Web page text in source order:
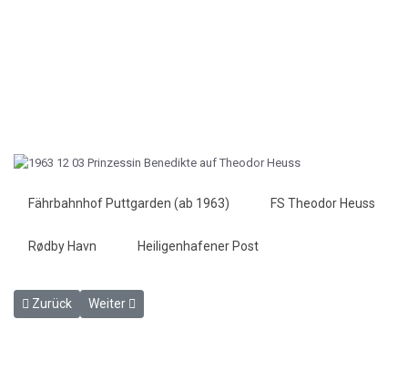
Fährbahnhof Puttgarden (ab 1963) FS Theodor Heuss
Rødby Havn Heiligenhafener Post
Vorheriger Beitrag: Flügelrad und Krone in Rödbyfaerge - HP
Zurück Nächster Beitrag: Neues Großspill in Rödbyfaerge - HP
Weiter